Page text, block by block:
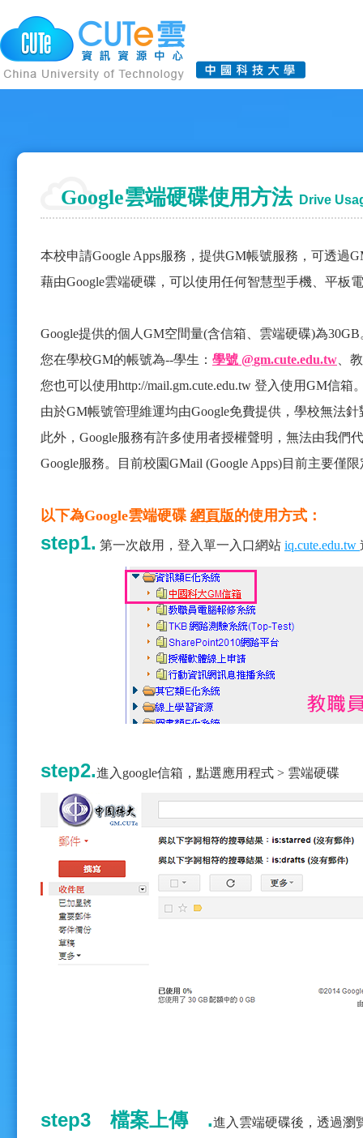
Google雲端硬碟使用方法Drive
本校申請Google Apps服務，提供GM帳號服務，可透過
藉由Google雲端硬碟，可以使用任何智慧型手機、平板
Google提供的個人GM空間量(含信箱、雲端硬碟)為
您在學校GM的帳號為--學生： 學號 @gm.cute.edu.tw 、
您也可以使用http://mail.gm.cute.edu.tw 登入使用GM信箱
由於GM帳號管理維運均由Google免費提供，學校無法
此外，Google服務有許多使用者授權聲明，無法由我們
Google服務。目前校園GMail (Google Apps)目前主要僅限
以下為Google雲端硬碟 網頁版的使用方式：
step1. 第一次啟用 ，登入單一入口網站 iq.cute.edu.tw
step2.進入google信箱，點選應用程式 > 雲端硬碟
step3 檔案上傳 .進入雲端硬碟後，透過瀏